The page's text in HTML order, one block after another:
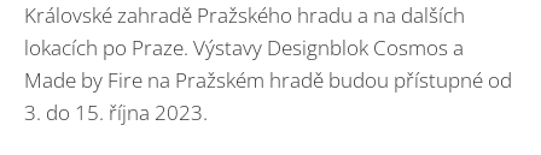
Královské zahradě Pražského hradu a na dalších
lokacích po Praze. Výstavy Designblok Cosmos a
Made by Fire na Pražském hradě budou přístupné od
3. do 15. října 2023.